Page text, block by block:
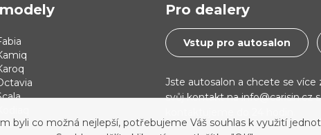
i30
Pro dealery
Vstup pro autosalon
Jste autosalon a chcete se
svůj kontakt na info@carisin.cz
byli co možná nejlepší, potřebujeme Váš souhlas k využití